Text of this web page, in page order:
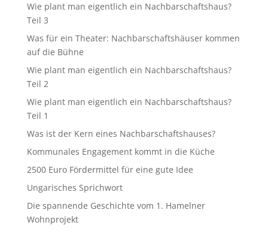
Wie plant man eigentlich ein Nachbarschaftshaus?
Teil 3
Was für ein Theater: Nachbarschaftshäuser kommen
auf die Bühne
Wie plant man eigentlich ein Nachbarschaftshaus?
Teil 2
Wie plant man eigentlich ein Nachbarschaftshaus?
Teil 1
Was ist der Kern eines Nachbarschaftshauses?
Kommunales Engagement kommt in die Küche
2500 Euro Fördermittel für eine gute Idee
Ungarisches Sprichwort
Die spannende Geschichte vom 1. Hamelner
Wohnprojekt